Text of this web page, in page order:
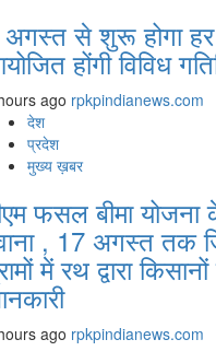
से शुरू होगा हर
होंगी विविध
ago rpkpindianews.com
देश
प्रदेश
मुख्य ख़बर
फसल बीमा योजना
, 17 अगस्त तक
में रथ द्वारा
ago rpkpindianews.com